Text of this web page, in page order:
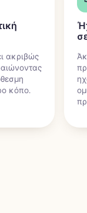
ακριβώς
κόπο.